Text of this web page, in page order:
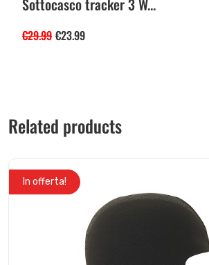
Sottocasco tracker 3 W...
€29.99 €23.99
Related products
In offerta!